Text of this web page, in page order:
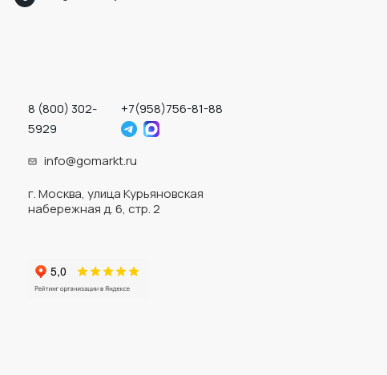
8 (800) 302-
5929
+7(958)756-81-88
info@gomarkt.ru
г. Москва, улица Курьяновская
набережная д. 6, стр. 2